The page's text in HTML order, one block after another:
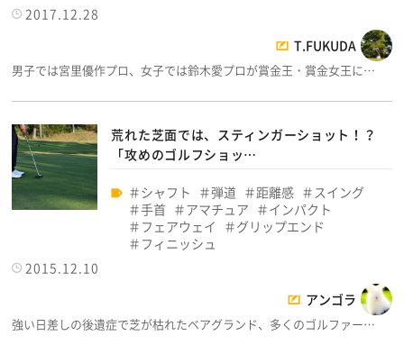
2017.12.28
T.FUKUDA
男子では宮里優作プロ、女子では鈴木愛プロが賞金王・賞金女王に…
荒れた芝面では、スティンガーショット！？
「攻めのゴルフショッ…
シャフト 弾道 距離感
スイング
手首
アマチュア
インパクト
フェアウェイ
グリップエンド
フィニッシュ
2015.12.10
アンゴラ
強い日差しの後遺症で芝が枯れたベアグランド、多くのゴルファー…